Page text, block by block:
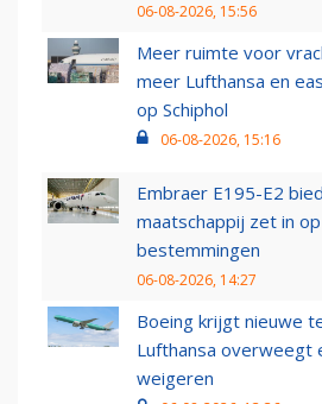
06-08-2026, 15:56
Meer ruimte voor
meer Lufthansa en
op Schiphol
06-08-2026, 15:16
Embraer E195-E2
maatschappij zet in
bestemmingen
06-08-2026, 14:27
Boeing krijgt nieuwe
Lufthansa overweegt
weigeren